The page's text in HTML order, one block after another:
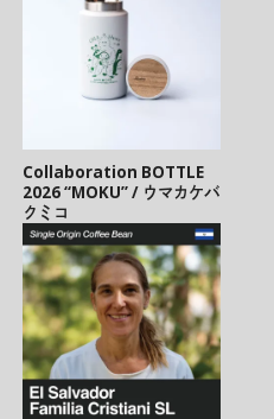
Collaboration BOTTLE
2026 “MOKU” / ウマカケバ
クミコ